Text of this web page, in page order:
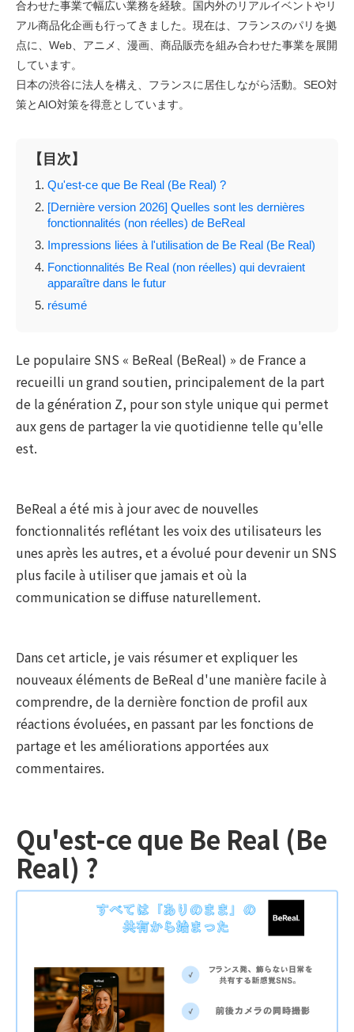
合わせた事業で幅広い業務を経験。国内外のリアルイベントやリ
アル商品化企画も行ってきました。現在は、フランスのパリを拠
点に、Web、アニメ、漫画、商品販売を組み合わせた事業を展開
しています。
日本の渋谷に法人を構え、フランスに居住しながら活動。SEO対
策とAIO対策を得意としています。
【目次】
Qu'est-ce que Be Real (Be Real) ?
[Dernière version 2026] Quelles sont les dernières
fonctionnalités (non réelles) de BeReal
Impressions liées à l'utilisation de Be Real (Be Real)
Fonctionnalités Be Real (non réelles) qui devraient
apparaître dans le futur
résumé
Le populaire SNS « BeReal (BeReal) » de France a
recueilli un grand soutien, principalement de la part
de la génération Z, pour son style unique qui permet
aux gens de partager la vie quotidienne telle qu'elle
est.
BeReal a été mis à jour avec de nouvelles
fonctionnalités reflétant les voix des utilisateurs les
unes après les autres, et a évolué pour devenir un SNS
plus facile à utiliser que jamais et où la
communication se diffuse naturellement.
Dans cet article, je vais résumer et expliquer les
nouveaux éléments de BeReal d'une manière facile à
comprendre, de la dernière fonction de profil aux
réactions évoluées, en passant par les fonctions de
partage et les améliorations apportées aux
commentaires.
Qu'est-ce que Be Real (Be
Real) ?